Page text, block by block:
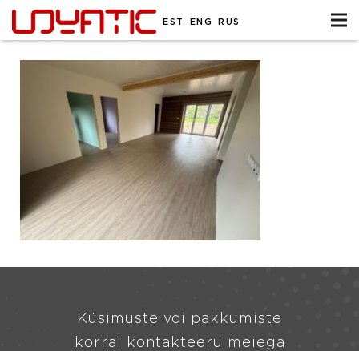
EST ENG RUS
Küsimuste või pakkumiste
korral kontakteeru meiega